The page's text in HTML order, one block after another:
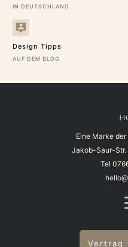
IN DEUTSCHLAND
Design Tipps
AUF DEM BLOG
Eine Marke der
Jakob-Saur-Str.
Tel
Vertrag